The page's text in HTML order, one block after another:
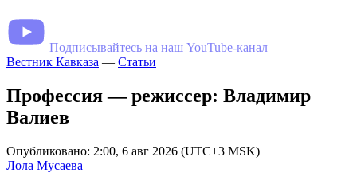
Подписывайтесь на наш YouTube-канал
Вестник Кавказа — Статьи
Профессия — режиссер: Владимир
Валиев
Опубликовано: 2:00, 6 авг 2026 (UTC+3 MSK)
Лола Мусаева